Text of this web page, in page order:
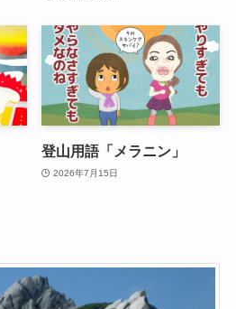
登山用語「メラニン」
2026年7月15日